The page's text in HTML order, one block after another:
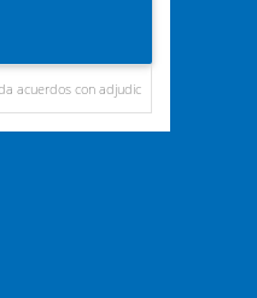
del Mercado Periférico